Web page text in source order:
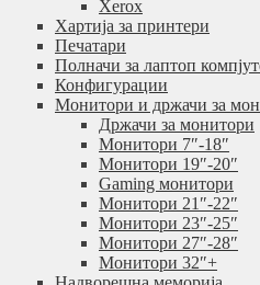
Xerox
Хартија за принтери
Печатари
Полначи за лаптоп
Конфигурации
Монитори и држачи за
Држачи за монитори
Монитори 7″-18″
Монитори 19″-20″
Gaming монитори
Монитори 21″-22″
Монитори 23″-25″
Монитори 27″-28″
Монитори 32″+